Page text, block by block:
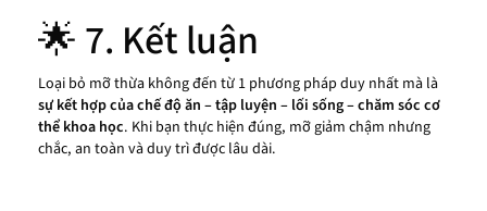
🌟 7. Kết luận
Loại bỏ mỡ thừa không đến từ 1 phương pháp duy nhất mà là
sự kết hợp của chế độ ăn – tập luyện – lối sống – chăm sóc cơ
thể khoa học. Khi bạn thực hiện đúng, mỡ giảm chậm nhưng
chắc, an toàn và duy trì được lâu dài.